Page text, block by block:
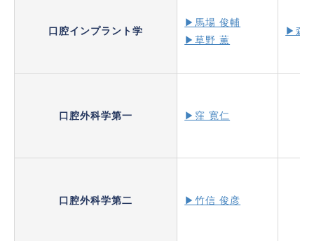
口腔インプラント学
▶馬場 俊輔
▶草野 薫
▶森
口腔外科学第一 ▶窪 寛仁
口腔外科学第二 ▶竹信 俊彦